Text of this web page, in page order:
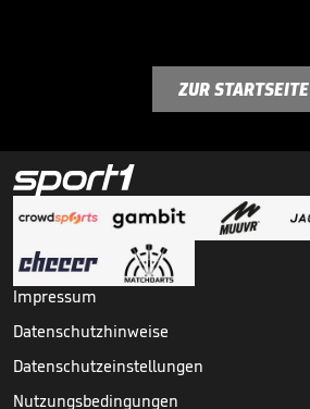
ZUR STARTSEITE
Impressum
Datenschutzhinweise
Datenschutzeinstellungen
Nutzungsbedingungen